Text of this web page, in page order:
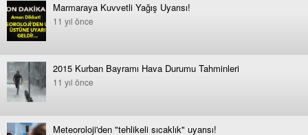
Marmaraya Kuvvetli Yağış Uyarısı!
11 yıl önce
2015 Kurban Bayramı Hava Durumu Tahminleri
11 yıl önce
Meteoroloji'den "tehlikeli sıcaklık" uyarısı!